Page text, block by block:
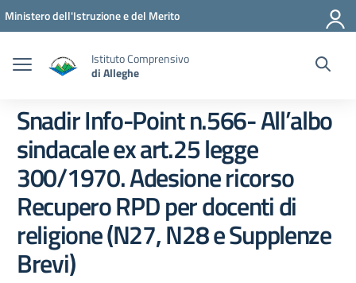
Vai ai contenuti
Vai al menu di navigazione
Vai al footer
Ministero dell'Istruzione e del Merito
Istituto Comprensivo
di Alleghe
Snadir Info-Point n.566- All’albo
sindacale ex art.25 legge
300/1970. Adesione ricorso
Recupero RPD per docenti di
religione (N27, N28 e Supplenze
Brevi)